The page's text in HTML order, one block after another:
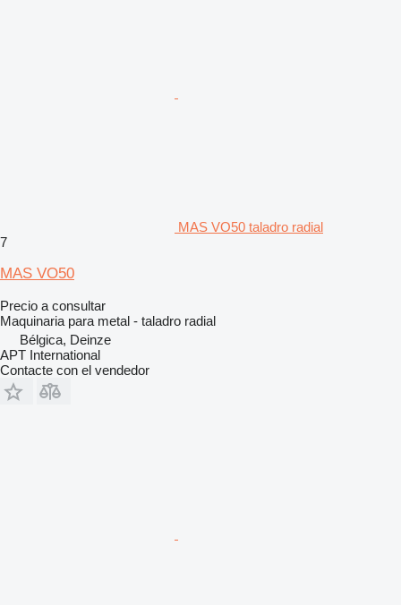
MAS VO50 taladro radial
7
MAS VO50
Precio a consultar
Maquinaria para metal - taladro radial
Bélgica, Deinze
APT International
Contacte con el vendedor